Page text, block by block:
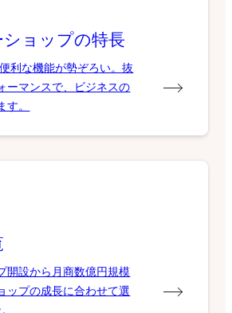
ショップの特長
利な機能が勢ぞろい。抜
ーマンスで、ビジネスの
す。
開設から月商数億円規模
ップの成長に合わせて選